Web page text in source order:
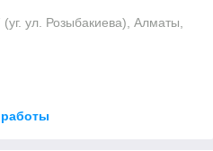
ул. Розыбакиева), Алматы,
работы